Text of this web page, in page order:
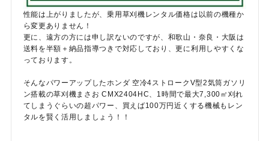
性能は上がりましたが、乗用草刈機レンタル価格は以前の機種か
ら変更ありません！
更に、遠方の方には申し訳ないのですが、和歌山・奈良・大阪は
送料を半額＋納品指導つきで対応しており、更に利用しやすくな
っております。
そんなパワーアップしたホンダ 空冷4ストロークV型2気筒ガソリ
ン搭載の草刈機まさお CMX2404HC、1時間で最大7,300㎡刈れ
てしまうぐらいの超パワー、買えば100万円近くする機械もレン
タルを賢く活用しましょう！！